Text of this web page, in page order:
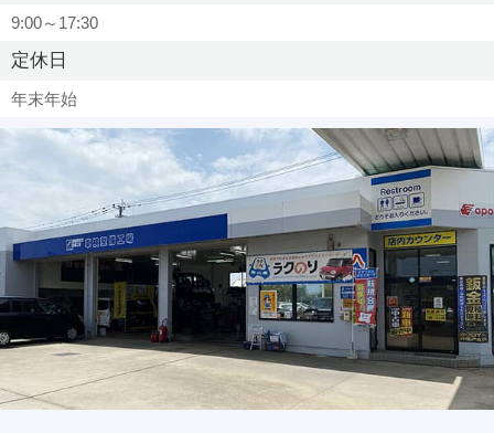
9:00～17:30
定休日
年末年始